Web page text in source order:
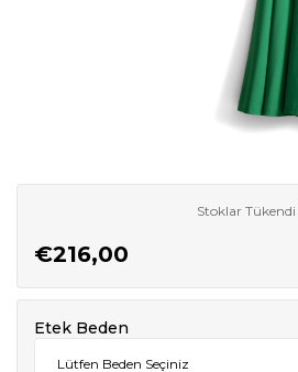
Stoklar Tükendi
€216,00
Etek Beden